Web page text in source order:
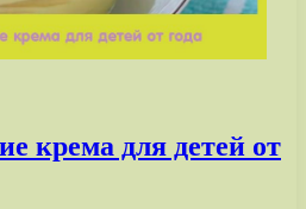
крема для детей от